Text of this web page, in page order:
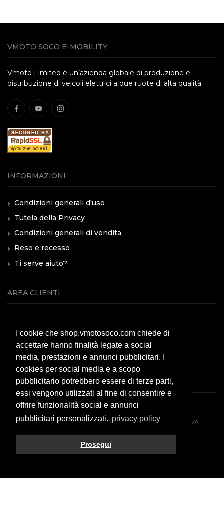
I cookie che shop.vmotosoco.com chiede di
accettare hanno finalità legate a social
media, prestazioni e annunci pubblicitari. I
cookies per social media e a scopo
pubblicitario potrebbero essere di terze parti,
essi vengono utilizzati al fine di consentire e
offrire funzionalità social e annunci
pubblicitari personalizzati. privacy policy
Prosegui
VMOTO SOCO E-MOBILITY
Vmoto Limited è un’azienda globale di produzione e
distribuzione di veicoli elettrici a due ruote di alta qualità.
INFORMAZIONI
Condizioni generali d'uso
Tutela della Privacy
Condizioni generali di vendita
Reso e recesso
Ti serve aiuto?
AREA CLIENTI
Modalità di pagamento
Spese di spedizione
F.A.Q.
© 2026 All rights reserved. VMOTO SOCO ITALY SRL - P.IVA